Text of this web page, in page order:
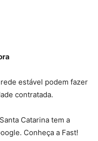
estável podem fazer
contratada.
Catarina tem a
Conheça a Fast!